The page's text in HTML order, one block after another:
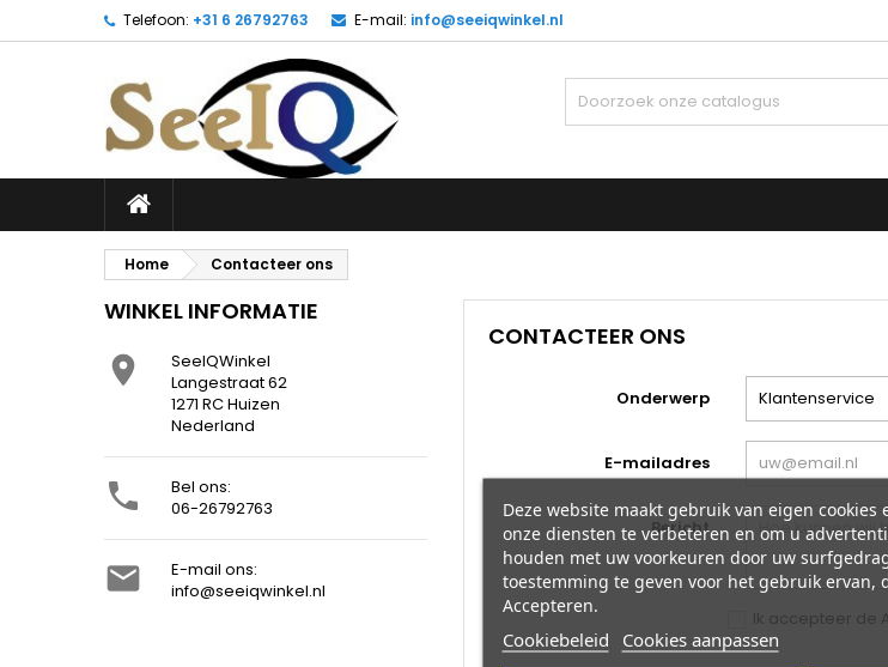
Telefoon: +31 6 26792763 E-mail: info@seeiqwinkel.nl
Home Contacteer ons
WINKEL INFORMATIE

SeeIQWinkel
Langestraat 62
1271 RC Huizen
Nederland

Bel ons:
06-26792763

E-mail ons:
info@seeiqwinkel.nl
CONTACTEER ONS
Onderwerp
E-mailadres
Bericht
Ik accepteer de
Deze website maakt gebruik van eigen cookies
onze diensten te verbeteren en om u
houden met uw voorkeuren door uw
toestemming te geven voor het gebruik ervan,
Accepteren.
Cookiebeleid Cookies aanpassen